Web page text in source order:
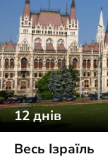
12днів
Весь Ізраїль